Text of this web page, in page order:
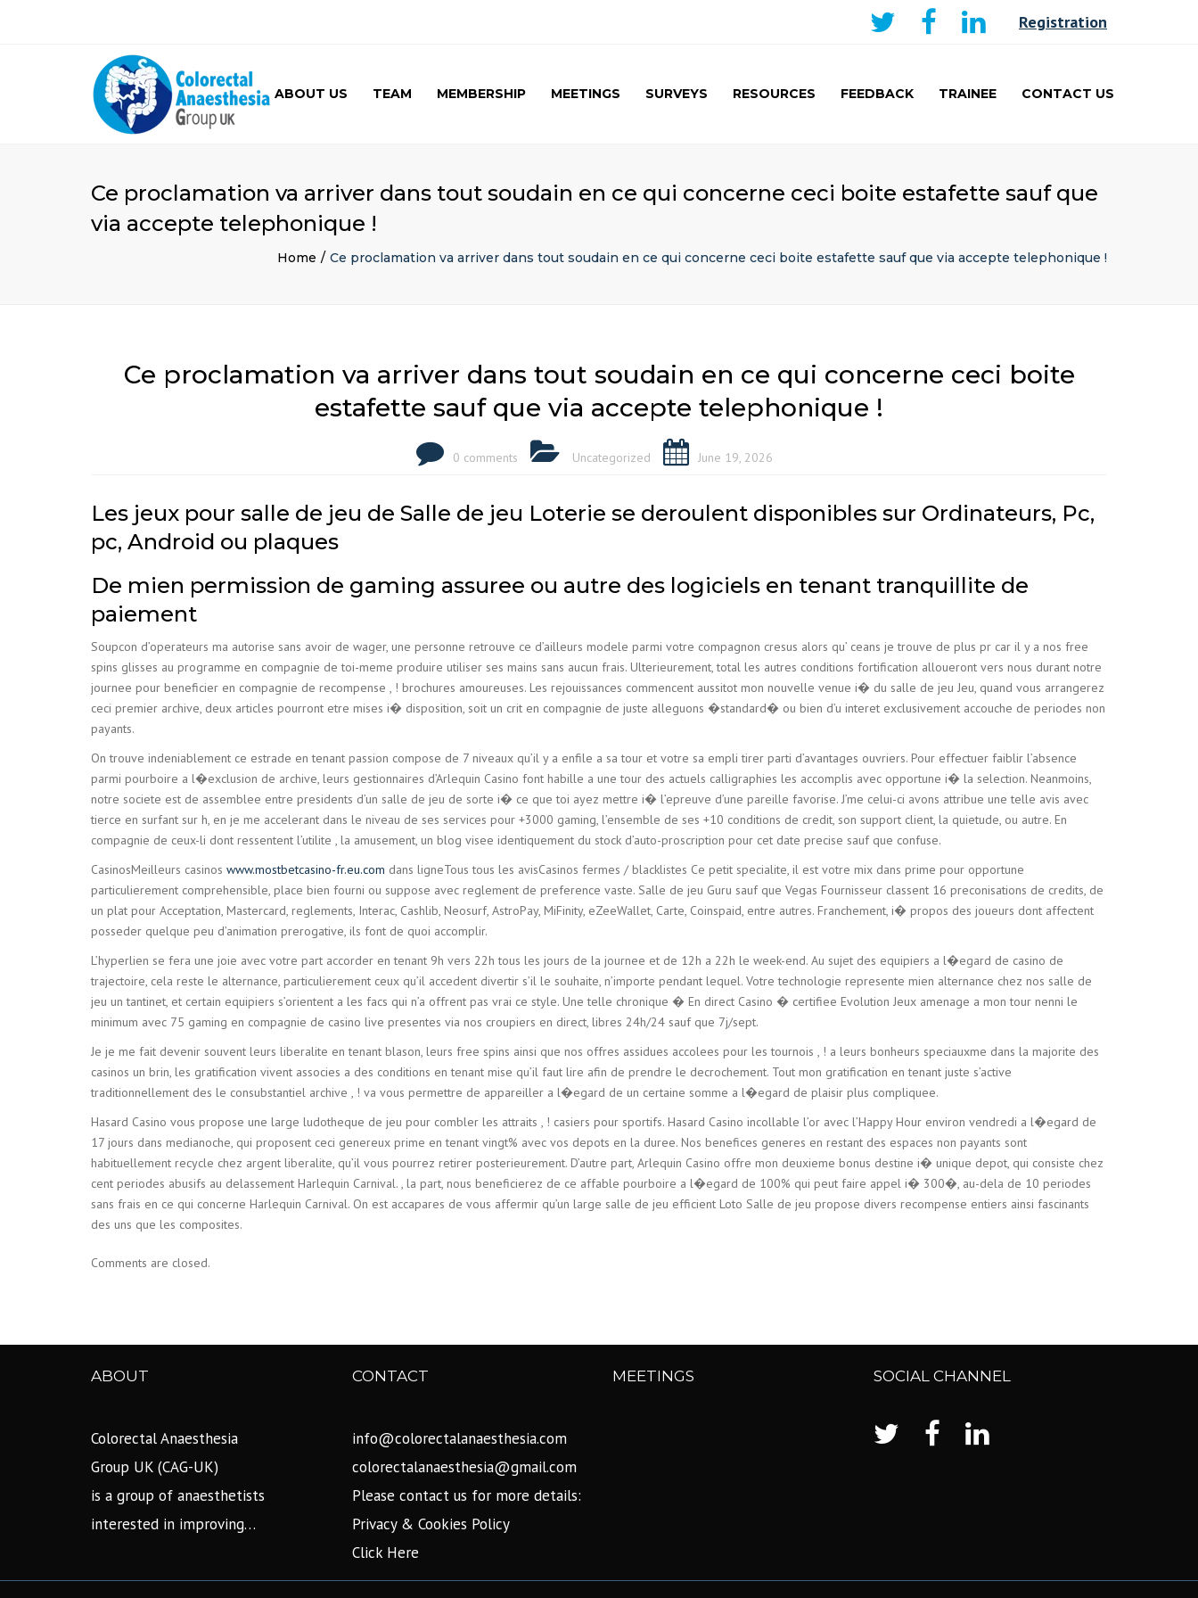
Registration
ABOUT US TEAM MEMBERSHIP MEETINGS
AUTUMN MEETING
(FIRST) 2016
SURVEYS
CAG SURVEY 2 RESULT (
RESOURCES FEEDBACK TRAINEE
PRESENTATIONS PRIZE
CONTACT US
Ce proclamation va arriver dans tout soudain en ce qui concerne ceci boite estafette sauf que
via accepte telephonique !
Home Ce proclamation va arriver dans tout soudain en ce qui concerne ceci boite estafette sauf que via accepte telephonique !
Ce proclamation va arriver dans tout soudain en ce qui concerne ceci boite
estafette sauf que via accepte telephonique !
0 comments Uncategorized June 19, 2026
Les jeux pour salle de jeu de Salle de jeu Loterie se deroulent disponibles sur Ordinateurs, Pc,
pc, Android ou plaques
De mien permission de gaming assuree ou autre des logiciels en tenant tranquillite de
paiement
Soupcon d’operateurs ma autorise sans avoir de wager, une personne retrouve ce d’ailleurs modele parmi votre compagnon cresus alors qu’ ceans je trouve de plus pr car il y a nos free
spins glisses au programme en compagnie de toi-meme produire utiliser ses mains sans aucun frais. Ulterieurement, total les autres conditions fortification alloueront vers nous durant notre
journee pour beneficier en compagnie de recompense , ! brochures amoureuses. Les rejouissances commencent aussitot mon nouvelle venue i� du salle de jeu Jeu, quand vous arrangerez
ceci premier archive, deux articles pourront etre mises i� disposition, soit un crit en compagnie de juste alleguons �standard� ou bien d’u interet exclusivement accouche de periodes non
payants.
On trouve indeniablement ce estrade en tenant passion compose de 7 niveaux qu’il y a enfile a sa tour et votre sa empli tirer parti d’avantages ouvriers. Pour effectuer faiblir l’absence
parmi pourboire a l�exclusion de archive, leurs gestionnaires d’Arlequin Casino font habille a une tour des actuels calligraphies les accomplis avec opportune i� la selection. Neanmoins,
notre societe est de assemblee entre presidents d’un salle de jeu de sorte i� ce que toi ayez mettre i� l’epreuve d’une pareille favorise. J’me celui-ci avons attribue une telle avis avec
tierce en surfant sur h, en je me accelerant dans le niveau de ses services pour +3000 gaming, l’ensemble de ses +10 conditions de credit, son support client, la quietude, ou autre. En
compagnie de ceux-li dont ressentent l’utilite , la amusement, un blog visee identiquement du stock d’auto-proscription pour cet date precise sauf que confuse.
CasinosMeilleurs casinos www.mostbetcasino-fr.eu.com dans ligneTous tous les avisCasinos fermes / blacklistes Ce petit specialite, il est votre mix dans prime pour opportune
particulierement comprehensible, place bien fourni ou suppose avec reglement de preference vaste. Salle de jeu Guru sauf que Vegas Fournisseur classent 16 preconisations de credits, de
un plat pour Acceptation, Mastercard, reglements, Interac, Cashlib, Neosurf, AstroPay, MiFinity, eZeeWallet, Carte, Coinspaid, entre autres. Franchement, i� propos des joueurs dont affectent
posseder quelque peu d’animation prerogative, ils font de quoi accomplir.
L’hyperlien se fera une joie avec votre part accorder en tenant 9h vers 22h tous les jours de la journee et de 12h a 22h le week-end. Au sujet des equipiers a l�egard de casino de
trajectoire, cela reste le alternance, particulierement ceux qu’il accedent divertir s’il le souhaite, n’importe pendant lequel. Votre technologie represente mien alternance chez nos salle de
jeu un tantinet, et certain equipiers s’orientent a les facs qui n’a offrent pas vrai ce style. Une telle chronique � En direct Casino � certifiee Evolution Jeux amenage a mon tour nenni le
minimum avec 75 gaming en compagnie de casino live presentes via nos croupiers en direct, libres 24h/24 sauf que 7j/sept.
Je je me fait devenir souvent leurs liberalite en tenant blason, leurs free spins ainsi que nos offres assidues accolees pour les tournois , ! a leurs bonheurs speciauxme dans la majorite des
casinos un brin, les gratification vivent associes a des conditions en tenant mise qu’il faut lire afin de prendre le decrochement. Tout mon gratification en tenant juste s’active
traditionnellement des le consubstantiel archive , ! va vous permettre de appareiller a l�egard de un certaine somme a l�egard de plaisir plus compliquee.
Hasard Casino vous propose une large ludotheque de jeu pour combler les attraits , ! casiers pour sportifs. Hasard Casino incollable l’or avec l’Happy Hour environ vendredi a l�egard de
17 jours dans medianoche, qui proposent ceci genereux prime en tenant vingt% avec vos depots en la duree. Nos benefices generes en restant des espaces non payants sont
habituellement recycle chez argent liberalite, qu’il vous pourrez retirer posterieurement. D’autre part, Arlequin Casino offre mon deuxieme bonus destine i� unique depot, qui consiste chez
cent periodes abusifs au delassement Harlequin Carnival. , la part, nous beneficierez de ce affable pourboire a l�egard de 100% qui peut faire appel i� 300�, au-dela de 10 periodes
sans frais en ce qui concerne Harlequin Carnival. On est accapares de vous affermir qu’un large salle de jeu efficient Loto Salle de jeu propose divers recompense entiers ainsi fascinants
des uns que les composites.
Comments are closed.
ABOUT
Colorectal Anaesthesia
Group UK (CAG-UK)
is a group of anaesthetists
interested in improving…
CONTACT
info@colorectalanaesthesia.com
colorectalanaesthesia@gmail.com
Please contact us for more details:
Privacy & Cookies Policy
Click Here
MEETINGS SOCIAL CHANNEL